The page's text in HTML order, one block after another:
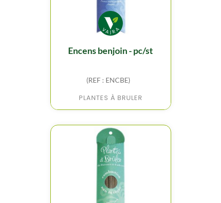
encens benjoin - pc/st
(REF : ENCBE)
PLANTES À BRULER